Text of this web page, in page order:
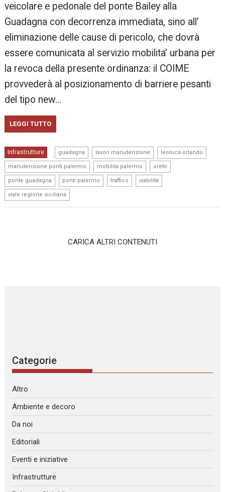
veicolare e pedonale del ponte Bailey alla
Guadagna con decorrenza immediata, sino all’
eliminazione delle cause di pericolo, che dovrà
essere comunicata al servizio mobilita’ urbana per
la revoca della presente ordinanza: il COIME
provvederà al posizionamento di barriere pesanti
del tipo new…
LEGGI TUTTO
Infrastrutture guadagna lavori manutenzione leoluca orlando
manutenzione ponti palermo mobilita palermo oreto
ponte guadagna ponti palermo traffico viabilità
viale regione siciliana
CARICA ALTRI CONTENUTI
Categorie
Altro
Ambiente e decoro
Da noi
Editoriali
Eventi e iniziative
Infrastrutture